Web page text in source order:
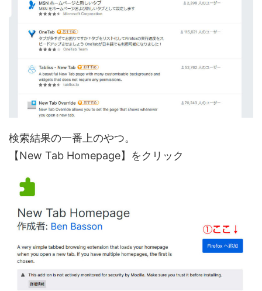
検索結果の一番上のやつ。
【New Tab Homepage】をクリック